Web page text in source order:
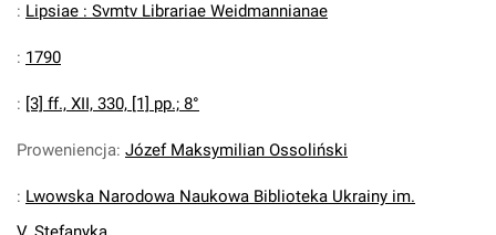
: Lipsiae : Svmtv Librariae Weidmannianae
: 1790
: [3] ff., XII, 330, [1] pp.; 8°
Proweniencja: Józef Maksymilian Ossoliński
: Lwowska Narodowa Naukowa Biblioteka Ukrainy im.